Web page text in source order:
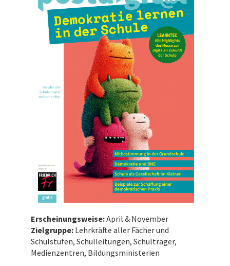
Erscheinungsweise:April & November
Zielgruppe: Lehrkräfte aller Fächer und
Schulstufen, Schulleitungen, Schulträger,
Medienzentren, Bildungsministerien